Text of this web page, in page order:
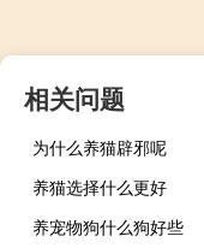
相关问题
为什么养猫辟邪呢
养猫选择什么更好
养宠物狗什么狗好些